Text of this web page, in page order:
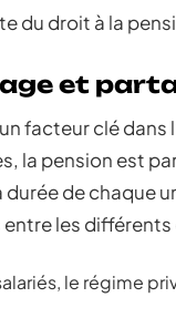
du droit à la
et
facteur clé
la pension est
de chaque
les
le régime